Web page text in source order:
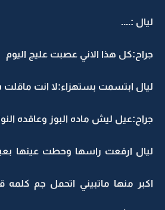
ليال :....
جراح:كل هذا الاني عصبت عليج اليوم
ليال ابتسمت بستهزاء:لا انت
جراح:عيل ليش ماده البوز وعاقده
ليال ارفعت راسها وحطت عينها
اكبر منها ماتبيني اتحمل جم